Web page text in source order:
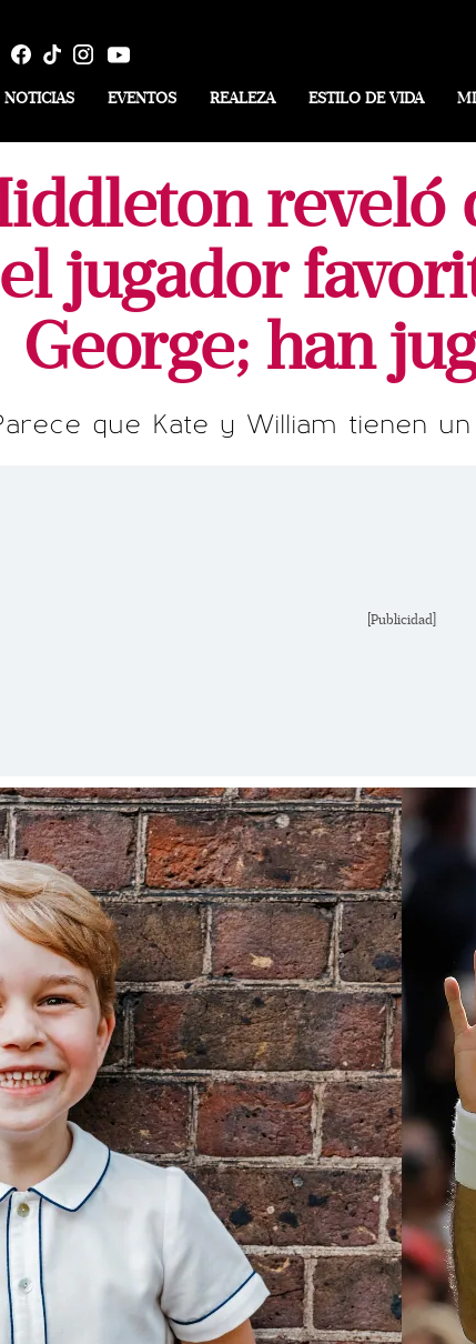
NOTICIAS EVENTOS REALEZA ESTILO DE VIDA
reveló
jugador
George; han
que Kate y William tienen
[Publicidad]